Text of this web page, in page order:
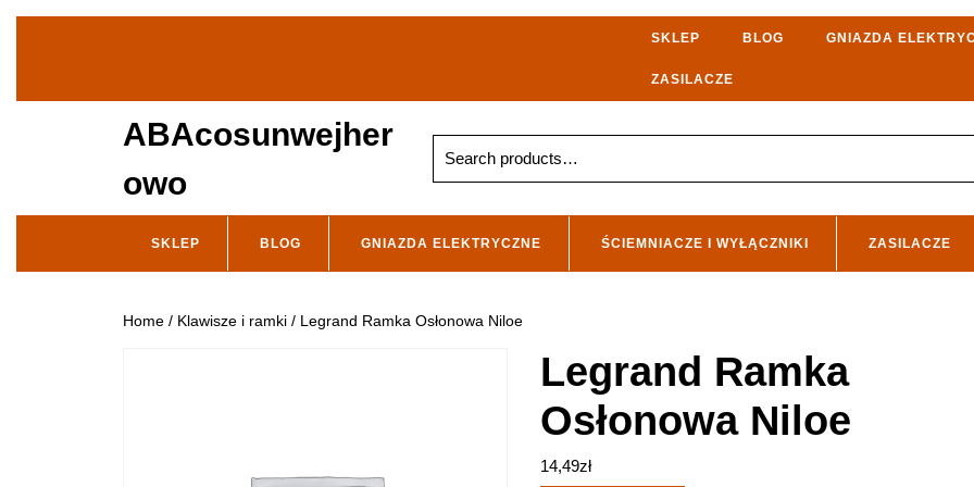
SKLEP BLOG GNIAZDA
ZASILACZE
ABAcosunwejher
owo
for:
SKLEP BLOG GNIAZDA ELEKTRYCZNE ŚCIEMNIACZE I WYŁĄCZNIKI ZASILACZE
Home / Klawisze i ramki / Legrand Ramka Osłonowa Niloe
Legrand Ramka
Osłonowa Niloe
14,49zł